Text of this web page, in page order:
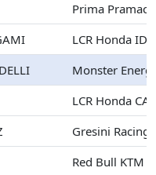
Prima Pramac
LCR Honda
Monster
LCR Honda
Gresini Racing
Red Bull KTM